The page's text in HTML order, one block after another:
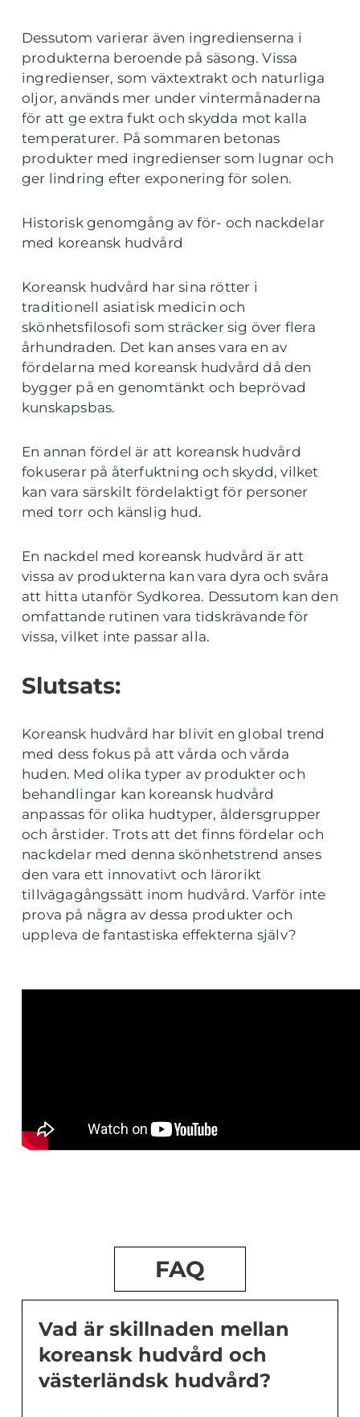
Dessutom varierar även ingredienserna i
produkterna beroende på säsong. Vissa
ingredienser, som växtextrakt och naturliga
oljor, används mer under vintermånaderna
för att ge extra fukt och skydda mot kalla
temperaturer. På sommaren betonas
produkter med ingredienser som lugnar och
ger lindring efter exponering för solen.
Historisk genomgång av för- och nackdelar
med koreansk hudvård
Koreansk hudvård har sina rötter i
traditionell asiatisk medicin och
skönhetsfilosofi som sträcker sig över flera
århundraden. Det kan anses vara en av
fördelarna med koreansk hudvård då den
bygger på en genomtänkt och beprövad
kunskapsbas.
En annan fördel är att koreansk hudvård
fokuserar på återfuktning och skydd, vilket
kan vara särskilt fördelaktigt för personer
med torr och känslig hud.
En nackdel med koreansk hudvård är att
vissa av produkterna kan vara dyra och svåra
att hitta utanför Sydkorea. Dessutom kan den
omfattande rutinen vara tidskrävande för
vissa, vilket inte passar alla.
Slutsats:
Koreansk hudvård har blivit en global trend
med dess fokus på att vårda och vårda
huden. Med olika typer av produkter och
behandlingar kan koreansk hudvård
anpassas för olika hudtyper, åldersgrupper
och årstider. Trots att det finns fördelar och
nackdelar med denna skönhetstrend anses
den vara ett innovativt och lärorikt
tillvägagångssätt inom hudvård. Varför inte
prova på några av dessa produkter och
uppleva de fantastiska effekterna själv?
FAQ
Vad är skillnaden mellan
koreansk hudvård och
västerländsk hudvård?